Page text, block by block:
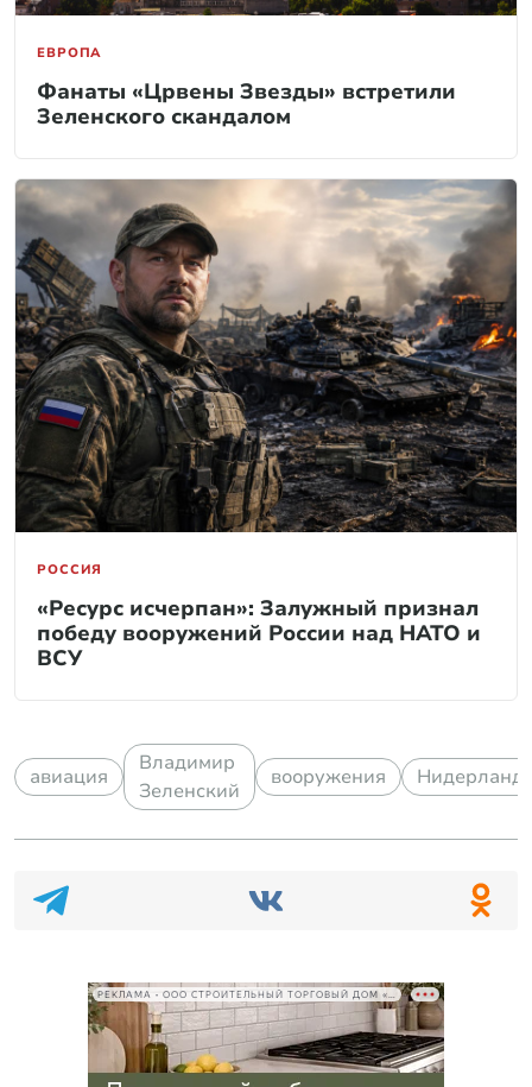
ЕВРОПА
Фанаты «Црвены Звезды» встретили
Зеленского скандалом
РОССИЯ
«Ресурс исчерпан»: Залужный признал
победу вооружений России над НАТО и
ВСУ
авиация
Владимир
Зеленский
вооружения